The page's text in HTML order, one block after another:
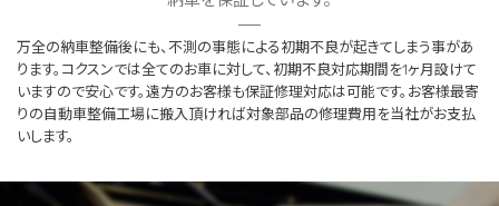
万全の納車整備後にも、不測の事態による初期不良が起きてしまう事があ
ります。コクスンでは全てのお車に対して、初期不良対応期間を1ヶ月設けて
いますので安心です。遠方のお客様も保証修理対応は可能です。お客様最寄
りの自動車整備工場に搬入頂ければ対象部品の修理費用を当社がお支払
いします。